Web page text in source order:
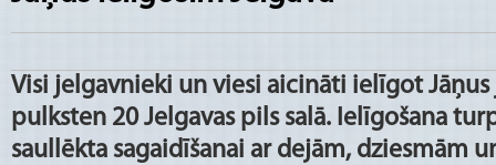
Visi jelgavnieki un viesi aicināti ielīgot
pulksten 20 Jelgavas pils salā. Ielīgošana
saullēkta sagaidīšanai ar dejām, dziesmām